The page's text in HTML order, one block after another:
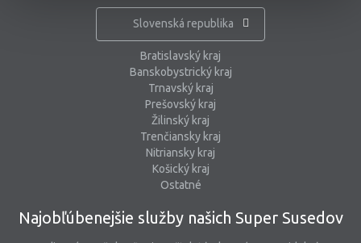
Slovenská republika
Bratislavský kraj
Banskobystrický kraj
Trnavský kraj
Prešovský kraj
Žilinský kraj
Trenčiansky kraj
Nitriansky kraj
Košický kraj
Ostatné
Najobľúbenejšie služby našich Super Susedov